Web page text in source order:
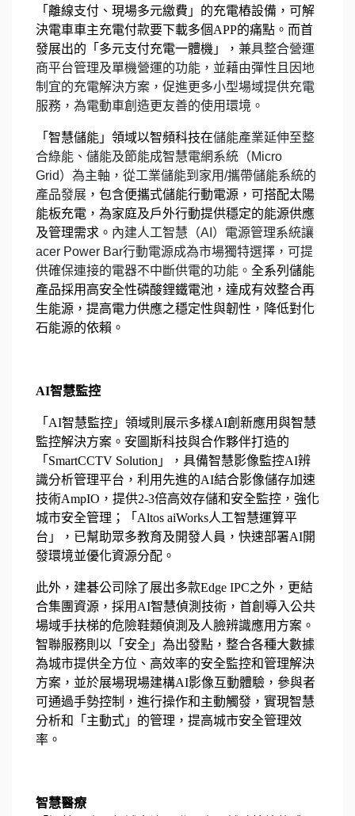
「離線支付、現場多元繳費」的充電樁設備，可解
決電車車主充電付款要下載多個APP的痛點。而首
發展出的「多元支付充電一體機」， 兼具整合營運
商平台管理及單機營運的功能，並藉由彈性且因地
制宜的充電解決方案，促進更多小型場域提供充電
服務，為電動車創造更友善的使用環境。
「智慧儲能」領域以智頻科技在儲能產業延伸至整
合綠能、儲能及節能成智慧電網系統（Micro
Grid）為主軸，從工業儲能到家用/攜帶儲能系統的
產品發展 ，包含便攜式儲能行動電源，可搭配太陽
能板充電，為家庭及戶外行動提供穩定的能源供應
及管理需求。 內建人工智慧（AI）電源管理系統讓
acer Power Bar行動電源成為市場獨特選擇，可提
供確保連接的電器不中斷供電的功能。 全系列儲能
產品採用高安全性磷酸鋰鐵電池，達成有效整合再
生能源，提高電力供應之穩定性與韌性，降低對化
石能源的依賴。
AI智慧監控
「AI智慧監控」領域則展示多樣AI創新應用與智慧
監控解決方案。安圖斯科技與合作夥伴打造的
「SmartCCTV Solution」，具備智慧影像監控AI辨
識分析管理平台，利用先進的AI結合影像儲存加速
技術AmpIO，提供2-3倍高效存儲和安全監控，強化
城市安全管理；「Altos aiWorks人工智慧運算平
台」，已幫助眾多教育及開發人員，快速部署AI開
發環境並優化資源分配。
此外，建碁公司除了展出多款Edge IPC之外，更結
合集團資源，採用AI智慧偵測技術，首創導入公共
場域手扶梯的危險鞋類偵測及人臉辨識應用方案。
智聯服務則以「安全」為出發點，整合各種大數據
為城市提供全方位、高效率的安全監控和管理解決
方案，並於展場現場建構AI影像互動體驗，參與者
可通過手勢控制，進行操作和主動觸發，實現智慧
分析和「主動式」的管理，提高城市安全管理效
率。
智慧醫療